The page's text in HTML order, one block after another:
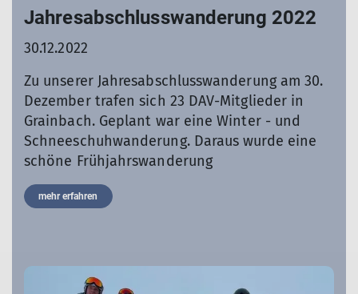
Jahresabschlusswanderung 2022
30.12.2022
Zu unserer Jahresabschlusswanderung am 30.
Dezember trafen sich 23 DAV-Mitglieder in
Grainbach. Geplant war eine Winter - und
Schneeschuhwanderung. Daraus wurde eine
schöne Frühjahrswanderung
mehr erfahren